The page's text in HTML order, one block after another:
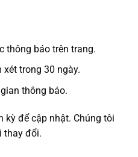
thông báo trên trang.
xét trong 30 ngày.
thông báo.
kỳ để cập nhật. Chúng tôi
thay đổi.